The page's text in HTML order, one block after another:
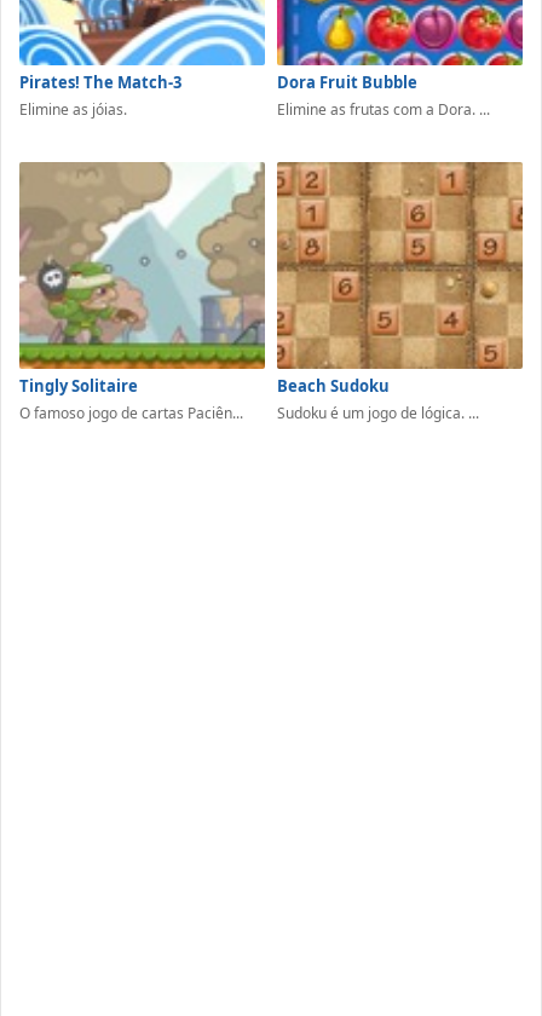
Pirates! The Match-3
Elimine as jóias.
Dora Fruit Bubble
Elimine as frutas com a Dora. ...
Tingly Solitaire
O famoso jogo de cartas Paciên...
Beach Sudoku
Sudoku é um jogo de lógica. ...